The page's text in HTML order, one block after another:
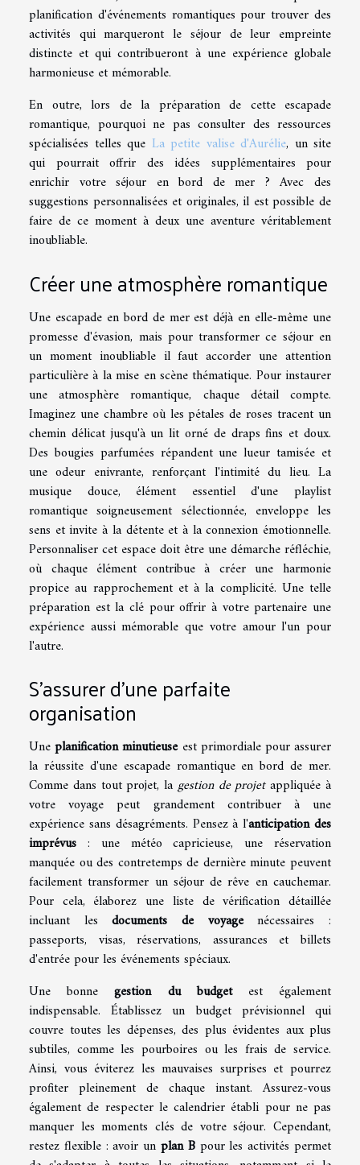
planification d'événements romantiques pour trouver des
activités qui marqueront le séjour de leur empreinte
distincte et qui contribueront à une expérience globale
harmonieuse et mémorable.
En outre, lors de la préparation de cette escapade
romantique, pourquoi ne pas consulter des ressources
spécialisées telles que La petite valise d'Aurélie, un site
qui pourrait offrir des idées supplémentaires pour
enrichir votre séjour en bord de mer ? Avec des
suggestions personnalisées et originales, il est possible de
faire de ce moment à deux une aventure véritablement
inoubliable.
Créer une atmosphère romantique
Une escapade en bord de mer est déjà en elle-même une
promesse d'évasion, mais pour transformer ce séjour en
un moment inoubliable il faut accorder une attention
particulière à la mise en scène thématique. Pour instaurer
une atmosphère romantique, chaque détail compte.
Imaginez une chambre où les pétales de roses tracent un
chemin délicat jusqu'à un lit orné de draps fins et doux.
Des bougies parfumées répandent une lueur tamisée et
une odeur enivrante, renforçant l'intimité du lieu. La
musique douce, élément essentiel d'une playlist
romantique soigneusement sélectionnée, enveloppe les
sens et invite à la détente et à la connexion émotionnelle.
Personnaliser cet espace doit être une démarche réfléchie,
où chaque élément contribue à créer une harmonie
propice au rapprochement et à la complicité. Une telle
préparation est la clé pour offrir à votre partenaire une
expérience aussi mémorable que votre amour l'un pour
l'autre.
S'assurer d'une parfaite
organisation
Uneplanification minutieuseest primordiale pour assurer
la réussite d'une escapade romantique en bord de mer.
Comme dans tout projet, la gestion de projetappliquée à
votre voyage peut grandement contribuer à une
expérience sans désagréments. Pensez à l'anticipation des
imprévus : une météo capricieuse, une réservation
manquée ou des contretemps de dernière minute peuvent
facilement transformer un séjour de rêve en cauchemar.
Pour cela, élaborez une liste de vérification détaillée
incluant lesdocuments de voyagenécessaires :
passeports, visas, réservations, assurances et billets
d'entrée pour les événements spéciaux.
Une bonnegestion du budgetest également
indispensable. Établissez un budget prévisionnel qui
couvre toutes les dépenses, des plus évidentes aux plus
subtiles, comme les pourboires ou les frais de service.
Ainsi, vous éviterez les mauvaises surprises et pourrez
profiter pleinement de chaque instant. Assurez-vous
également de respecter le calendrier établi pour ne pas
manquer les moments clés de votre séjour. Cependant,
restez flexible : avoir un plan Bpour les activités permet